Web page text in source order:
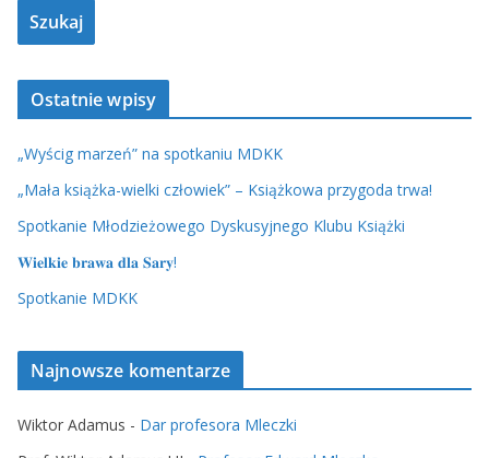
Ostatnie wpisy
„Wyścig marzeń” na spotkaniu MDKK
„Mała książka-wielki człowiek” – Książkowa przygoda trwa!
Spotkanie Młodzieżowego Dyskusyjnego Klubu Książki
𝐖𝐢𝐞𝐥𝐤𝐢𝐞 𝐛𝐫𝐚𝐰𝐚 𝐝𝐥𝐚 𝐒𝐚𝐫𝐲!
Spotkanie MDKK
Najnowsze komentarze
Wiktor Adamus - Dar profesora Mleczki